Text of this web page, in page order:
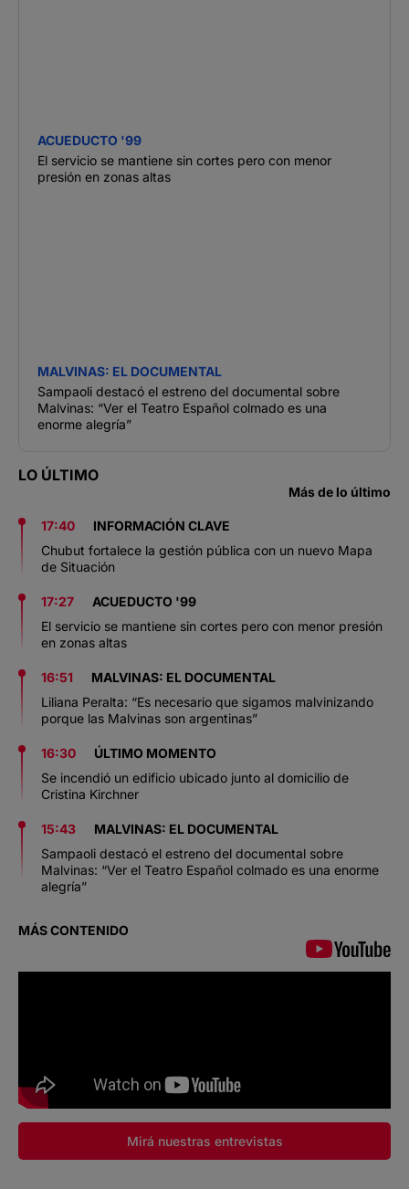
ACUEDUCTO '99
El servicio se mantiene sin cortes pero con menor
presión en zonas altas
MALVINAS: EL DOCUMENTAL
Sampaoli destacó el estreno del documental sobre
Malvinas: “Ver el Teatro Español colmado es una
enorme alegría”
LO ÚLTIMO
Más de lo último
17:40
INFORMACIÓN CLAVE
Chubut fortalece la gestión pública con un nuevo Mapa
de Situación
17:27
ACUEDUCTO '99
El servicio se mantiene sin cortes pero con menor presión
en zonas altas
16:51
MALVINAS: EL DOCUMENTAL
Liliana Peralta: “Es necesario que sigamos malvinizando
porque las Malvinas son argentinas”
16:30
ÚLTIMO MOMENTO
Se incendió un edificio ubicado junto al domicilio de
Cristina Kirchner
15:43
MALVINAS: EL DOCUMENTAL
Sampaoli destacó el estreno del documental sobre
Malvinas: “Ver el Teatro Español colmado es una enorme
alegría”
MÁS CONTENIDO
Mirá nuestras entrevistas